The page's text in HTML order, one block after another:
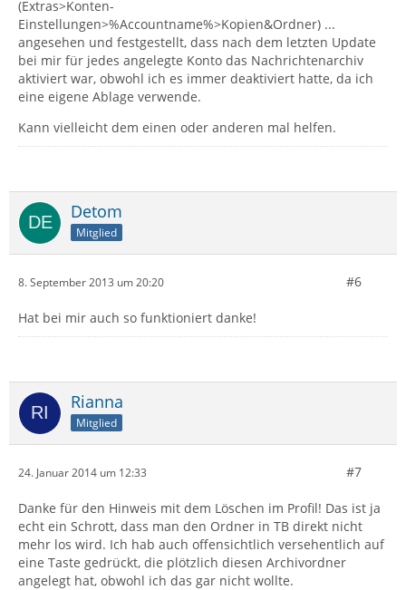
(Extras>Konten-
Einstellungen>%Accountname%>Kopien&Ordner) ...
angesehen und festgestellt, dass nach dem letzten Update
bei mir für jedes angelegte Konto das Nachrichtenarchiv
aktiviert war, obwohl ich es immer deaktiviert hatte, da ich
eine eigene Ablage verwende.
Kann vielleicht dem einen oder anderen mal helfen.
Detom
Mitglied
8. September 2013 um 20:20 #6
Hat bei mir auch so funktioniert danke!
Rianna
Mitglied
24. Januar 2014 um 12:33 #7
Danke für den Hinweis mit dem Löschen im Profil! Das ist ja
echt ein Schrott, dass man den Ordner in TB direkt nicht
mehr los wird. Ich hab auch offensichtlich versehentlich auf
eine Taste gedrückt, die plötzlich diesen Archivordner
angelegt hat, obwohl ich das gar nicht wollte.